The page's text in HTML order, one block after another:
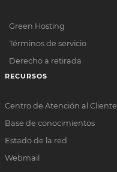
Green Hosting
Términos de servicio
Derecho a retirada
RECURSOS
Centro de Atención al Cliente
Base de conocimientos
Estado de la red
Webmail